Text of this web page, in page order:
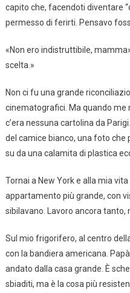
capito che, facendoti diventare
permesso di ferirti. Pensavo
«Non ero indistruttibile,
scelta.»
Non ci fu una grande
cinematografici. Ma quando me
c’era nessuna cartolina da
del camice bianco, una foto che
su da una calamita di plastica
Tornai a New York e alla mia
appartamento più grande, con
sibilavano. Lavoro ancora tanto,
Sul mio frigorifero, al centro
con la bandiera americana.
andato dalla casa grande. È
sbiaditi, ma è la cosa più